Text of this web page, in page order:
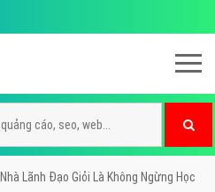
Lãnh Đạo Giỏi Là Không Ngừng Học